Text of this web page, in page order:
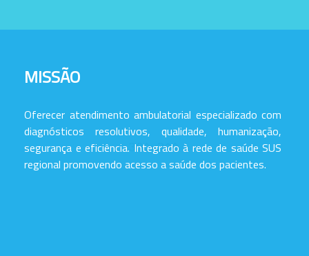
MISSÃO
Oferecer atendimento ambulatorial especializado com
diagnósticos resolutivos, qualidade, humanização,
segurança e eficiência. Integrado à rede de saúde SUS
regional promovendo acesso a saúde dos pacientes.